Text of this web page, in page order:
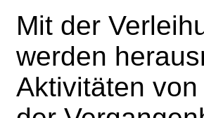
Mit der
werden
Aktivitäten